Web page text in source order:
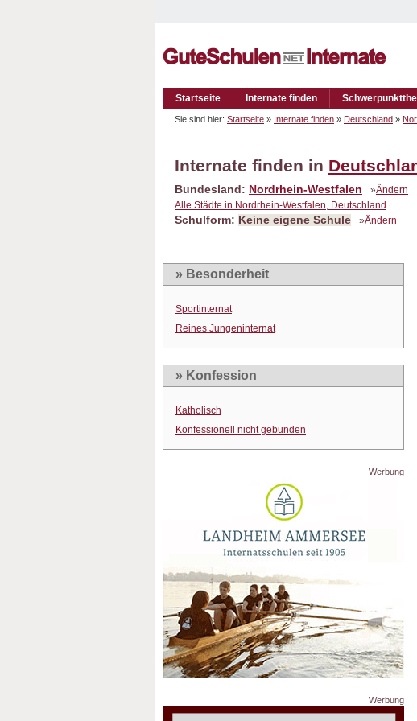
Startseite Internate finden
Sie sind hier: Startseite » Internate finden » Deutschland »
Internate finden in
Bundesland: Nordrhein-Westfalen »Ändern
Alle Städte in Nordrhein-Westfalen, Deutschland
Schulform: Keine eigene Schule »Ändern
» Besonderheit
Sportinternat
Reines Jungeninternat
» Konfession
Katholisch
Konfessionell nicht gebunden
Werbung
Werbung